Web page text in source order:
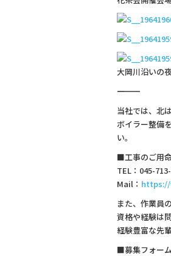
大岡川沿いの
―――――――――――――
当社では、北
ボイラー整備
い。
■工事のご用
TEL：045-
Mail：
また、作業員
資格や経験は
経験豊富な先
■募集フォー